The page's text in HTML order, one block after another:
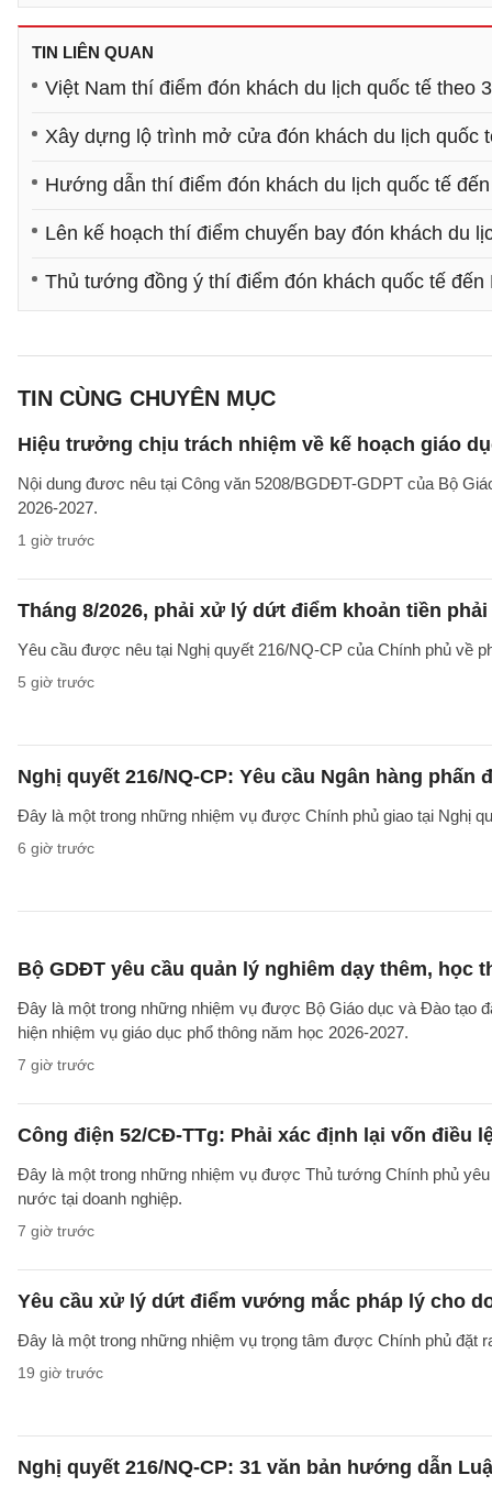
TIN LIÊN QUAN
Việt Nam thí điểm đón khách du lịch quốc tế theo
Xây dựng lộ trình mở cửa đón khách du lịch quốc
Hướng dẫn thí điểm đón khách du lịch quốc tế
Lên kế hoạch thí điểm chuyến bay đón khách du
Thủ tướng đồng ý thí điểm đón khách quốc tế đến
TIN CÙNG CHUYÊN MỤC
Hiệu trưởng chịu trách nhiệm về kế hoạch giáo
Nội dung đươc nêu tại Công văn 5208/BGDĐT-GDPT của Bộ
2026-2027.
1 giờ trước
Tháng 8/2026, phải xử lý dứt điểm khoản tiền
Yêu cầu được nêu tại Nghị quyết 216/NQ-CP của Chính phủ về
5 giờ trước
Nghị quyết 216/NQ-CP: Yêu cầu Ngân hàng phấn
Đây là một trong những nhiệm vụ được Chính phủ giao tại Nghị
6 giờ trước
Bộ GDĐT yêu cầu quản lý nghiêm dạy thêm, học
Đây là một trong những nhiệm vụ được Bộ Giáo dục và Đào tạo
hiện nhiệm vụ giáo dục phổ thông năm học 2026-2027.
7 giờ trước
Công điện 52/CĐ-TTg: Phải xác định lại vốn điều
Đây là một trong những nhiệm vụ được Thủ tướng Chính phủ
nước tại doanh nghiệp.
7 giờ trước
Yêu cầu xử lý dứt điểm vướng mắc pháp lý cho
Đây là một trong những nhiệm vụ trọng tâm được Chính phủ đặt
19 giờ trước
Nghị quyết 216/NQ-CP: 31 văn bản hướng dẫn